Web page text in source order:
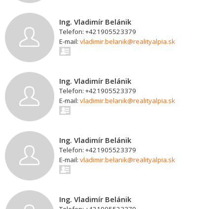
Ing. Vladimír Belánik
Telefon: +421905523379
E-mail: vladimir.belanik@realityalpia.sk
Ing. Vladimír Belánik
Telefon: +421905523379
E-mail: vladimir.belanik@realityalpia.sk
Ing. Vladimír Belánik
Telefon: +421905523379
E-mail: vladimir.belanik@realityalpia.sk
Ing. Vladimír Belánik